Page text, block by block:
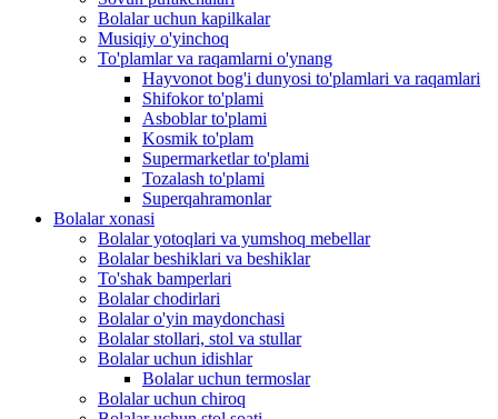
Bolalar uchun kapilkalar
Musiqiy o'yinchoq
To'plamlar va raqamlarni o'ynang
Hayvonot bog'i dunyosi to'plamlari va raqamlari
Shifokor to'plami
Asboblar to'plami
Kosmik to'plam
Supermarketlar to'plami
Tozalash to'plami
Superqahramonlar
Bolalar xonasi
Bolalar yotoqlari va yumshoq mebellar
Bolalar beshiklari va beshiklar
To'shak bamperlari
Bolalar chodirlari
Bolalar o'yin maydonchasi
Bolalar stollari, stol va stullar
Bolalar uchun idishlar
Bolalar uchun termoslar
Bolalar uchun chiroq